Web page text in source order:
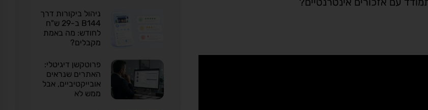
ניהול ביקורות דרך
B144 ב-29 ש"ח
לחודש: מה באמת
מקבלים?
פרוטקשן דיגיטלי:
האתרים שנראים
אובייקטיביים, אבל
ממש לא